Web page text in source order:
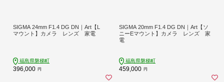
SIGMA 24mm F1.4 DG DN｜Art【L
マウント】カメラ レンズ 家電
福島県磐梯町
396,000 円
SIGMA 20mm F1.4 DG DN｜Art【ソ
ニーEマウント】カメラ レンズ 家
電
福島県磐梯町
459,000 円